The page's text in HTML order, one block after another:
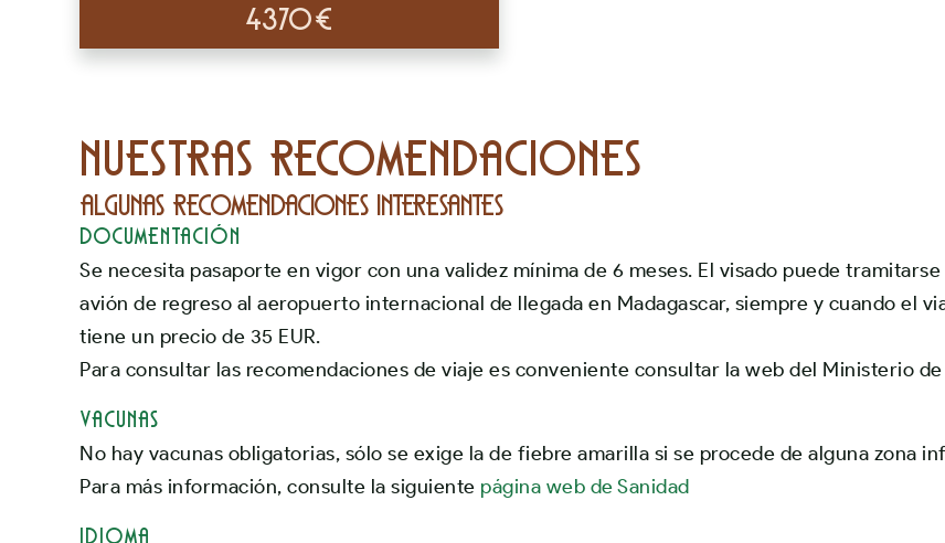
4370€
Nuestras recomendaciones
Algunas recomendaciones interesantes
DOCUMENTACIÓN
Se necesita pasaporte en vigor con una validez mínima de 6 meses. El visado puede
avión de regreso al aeropuerto internacional de llegada en Madagascar, siempre y cuando el
tiene un precio de 35 EUR.
Para consultar las recomendaciones de viaje es conveniente consultar la web del Ministerio
VACUNAS
No hay vacunas obligatorias, sólo se exige la de fiebre amarilla si se procede de alguna zona
Para más información, consulte la siguiente página web de Sanidad
IDIOMA